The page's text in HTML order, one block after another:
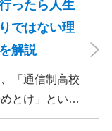
できます。 し
ので、もし多
とがありませ
ったら人生
ではない理
解説
「通信制高校
とけ」という
人もいるので